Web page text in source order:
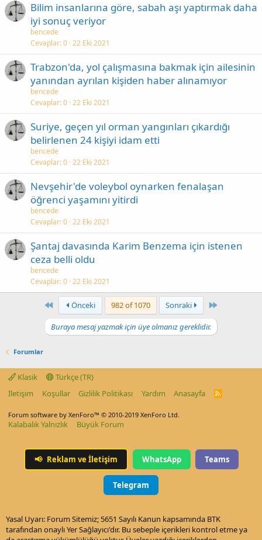
Bilim insanlarına göre, sabah aşı yaptırmak daha
iyi sonuç veriyor
bencede
Cevaplar 0 22 Eki 2021
Trabzon'da, yol çalışmasına bakmak için ailesinin
yanından ayrılan kişiden haber alınamıyor
bencede
Cevaplar 0 22 Eki 2021
Suriye, geçen yıl orman yangınları çıkardığı
belirlenen 24 kişiyi idam etti
bencede
Cevaplar 0 22 Eki 2021
Nevşehir'de voleybol oynarken fenalaşan
öğrenci yaşamını yitirdi
bencede
Cevaplar 0 22 Eki 2021
Şantaj davasında Karim Benzema için istenen
ceza belli oldu
bencede
Cevaplar 0 22 Eki 2021
First Önceki 982 of 1070 Sonraki Last
Buraya mesaj yazmak için üye olmanız gereklidir.
Forumlar
Klasik
Türkçe (TR)
İletişim
Koşullar Gizlilik Politikası Yardım Anasayfa
R
Forum software by XenForo™ © 2010-2019 XenForo Ltd.
Kalabalık Yalnızlık Büyük Forum
📢 Reklam ve İletişim WhatsApp Teams
Telegram
Yasal Uyarı: Forum Sitemiz; 5651 Sayılı Kanun kapsamında BTK
tarafından onaylı Yer Sağlayıcı'dır. Bu sebeple içerikleri kontrol etme ya